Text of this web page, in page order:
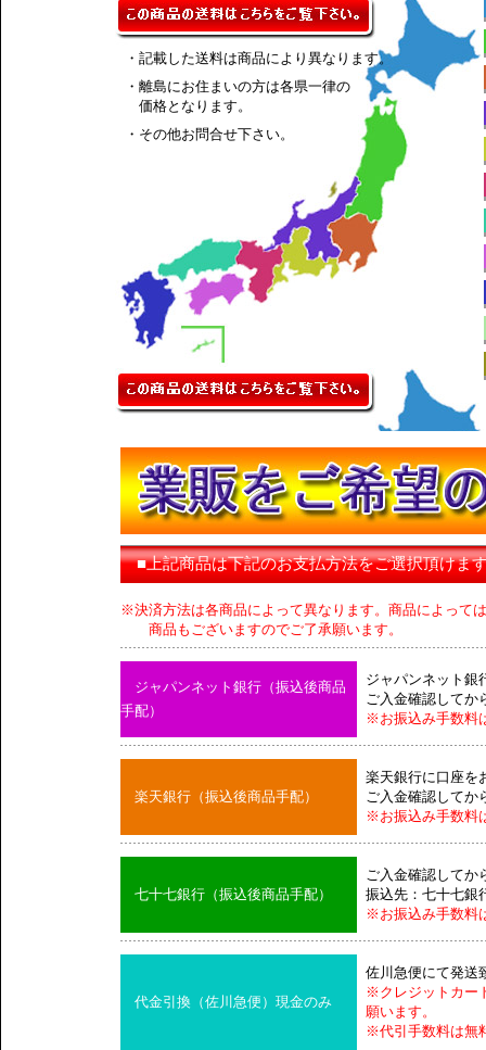
・記載した送料は商品により異なります。
・離島にお住まいの方は各県一律の
価格となります。
・その他お問合せ下さい。
■上記商品は下記のお支払方法をご選択頂けま
※決済方法は各商品によって異なります。商品によって
商品もございますのでご了承願います。
ジャパンネット銀行（振込後商品
手配）
ジャパンネット銀
ご入金確認してか
※お振込み手数料
楽天銀行（振込後商品手配）
楽天銀行に口座を
ご入金確認してか
※お振込み手数料
七十七銀行（振込後商品手配）
ご入金確認してか
振込先：七十七銀
※お振込み手数料
代金引換（佐川急便）現金のみ
佐川急便にて発送
※クレジットカー
願います。
※代引手数料は無